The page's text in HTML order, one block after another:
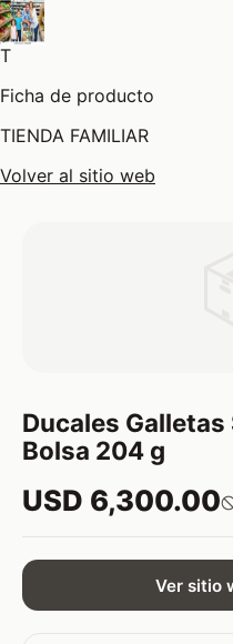
T
Ficha de producto
TIENDA FAMILIAR
Volver al sitio web
Ducales Galletas
Bolsa 204 g
USD 6,300.00
Ver sitio